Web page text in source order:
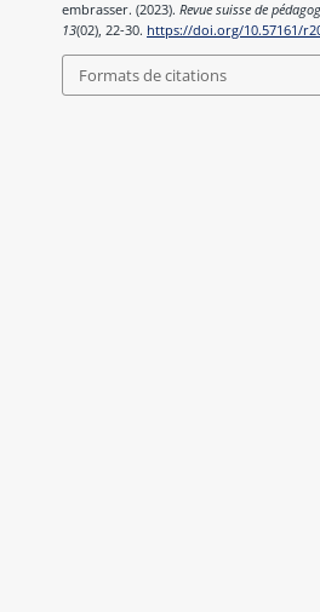
embrasser. (2023).Revue suisse de
13(02), 22-30. https://doi.org/10.57161/
Formats de citations